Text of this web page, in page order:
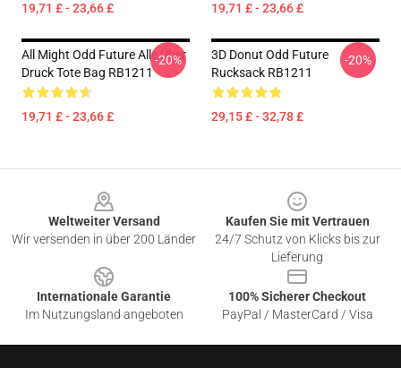
19,71 £ - 23,66 £ 19,71 £ - 23,66 £
All Might Odd Future Alle Über
Druck Tote Bag RB1211
19,71 £ - 23,66 £
-20%
3D Donut Odd Future
Rucksack RB1211
29,15 £ - 32,78 £
-20%
Weltweiter Versand
Wir versenden in über 200 Länder
Kaufen Sie mit Vertrauen
24/7 Schutz von Klicks bis zur
Lieferung
Internationale Garantie
Im Nutzungsland angeboten
100% Sicherer Checkout
PayPal / MasterCard / Visa